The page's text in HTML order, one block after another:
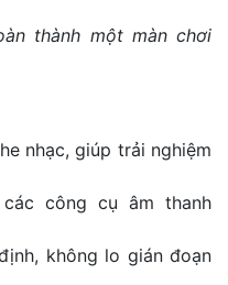
thành một màn chơi
nhạc, giúp trải nghiệm
công cụ âm thanh
không lo gián đoạn